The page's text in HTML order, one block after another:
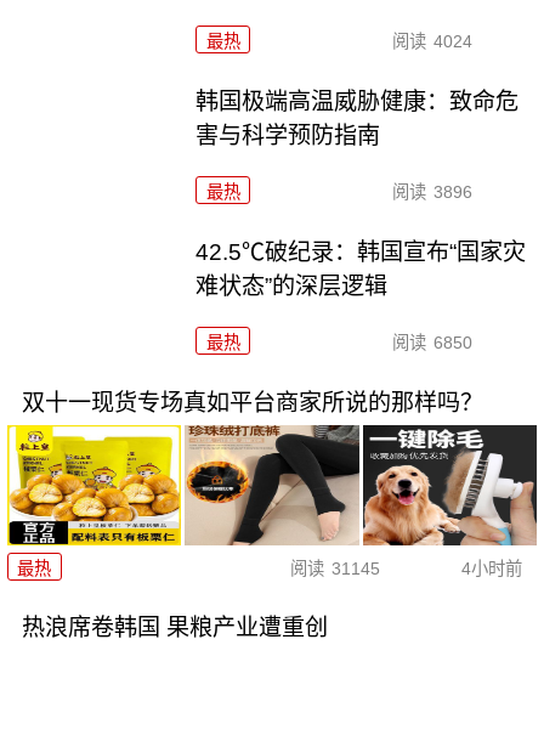
最热 阅读 4024
韩国极端高温威胁健康：致命危
害与科学预防指南
最热 阅读 3896
42.5℃破纪录：韩国宣布“国家灾
难状态”的深层逻辑
最热 阅读 6850
双十一现货专场真如平台商家所说的那样吗？
最热 阅读 31145 4小时前
热浪席卷韩国 果粮产业遭重创